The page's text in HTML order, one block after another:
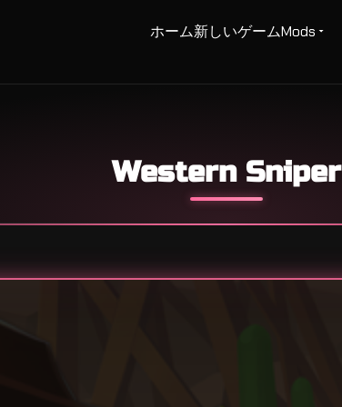
ホーム新しいゲームMods
Western Sniper